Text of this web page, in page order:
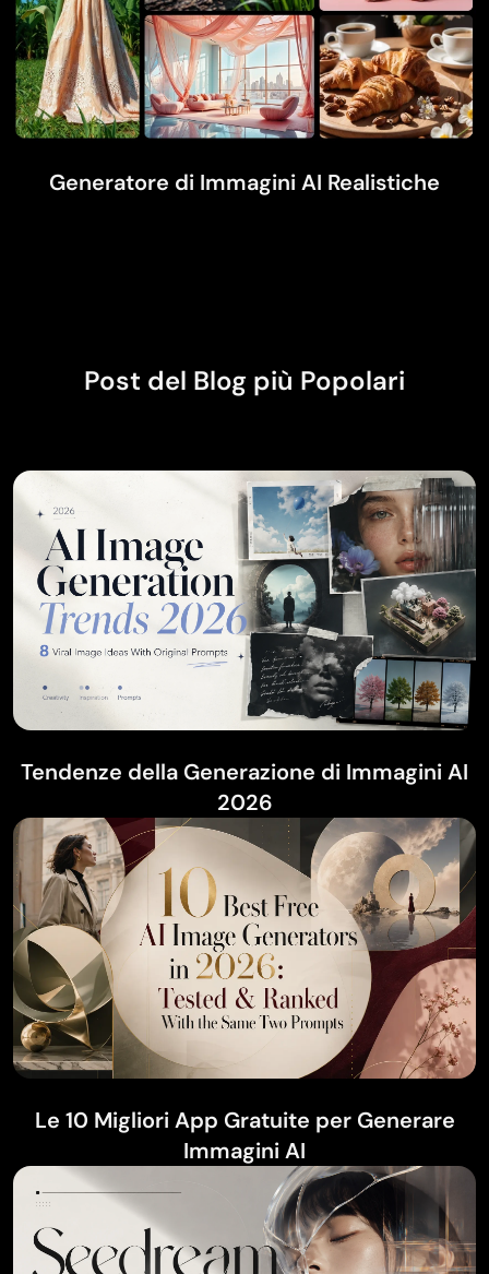
Generatore di Immagini AI Realistiche
Post del Blog più Popolari
Tendenze della Generazione di Immagini AI
2026
Le 10 Migliori App Gratuite per Generare
Immagini AI